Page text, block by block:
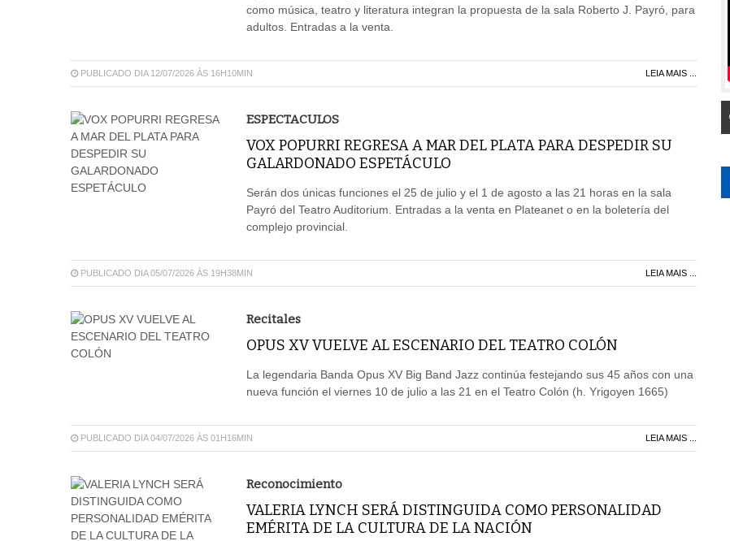
como música, teatro y literatura integran la propuesta de la sala Roberto J. Payró, para
adultos. Entradas a la venta.
PUBLICADO DIA 12/07/2026 ÀS 16H10MIN LEIA MAIS ...
ESPECTACULOS
VOX POPURRI REGRESA A MAR DEL PLATA PARA DESPEDIR SU
GALARDONADO ESPETÁCULO
Serán dos únicas funciones el 25 de julio y el 1 de agosto a las 21 horas en la sala
Payró del Teatro Auditorium. Entradas a la venta en Plateanet o en la boletería del
complejo provincial.
PUBLICADO DIA 05/07/2026 ÀS 19H38MIN LEIA MAIS ...
Recitales
OPUS XV VUELVE AL ESCENARIO DEL TEATRO COLÓN
La legendaria Banda Opus XV Big Band Jazz continúa festejando sus 45 años con una
nueva función el viernes 10 de julio a las 21 en el Teatro Colón (h. Yrigoyen 1665)
PUBLICADO DIA 04/07/2026 ÀS 01H16MIN LEIA MAIS ...
Reconocimiento
VALERIA LYNCH SERÁ DISTINGUIDA COMO PERSONALIDAD
EMÉRITA DE LA CULTURA DE LA NACIÓN